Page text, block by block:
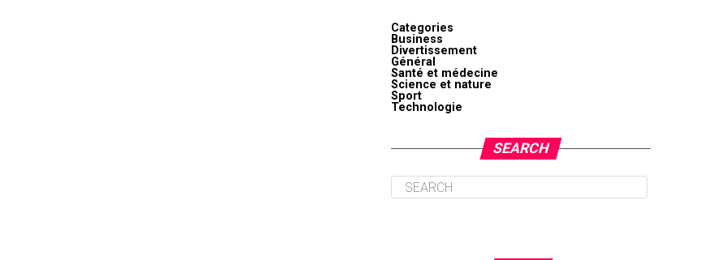
Categories
Business
Divertissement
Général
Santé et médecine
Science et nature
Sport
Technologie
SEARCH